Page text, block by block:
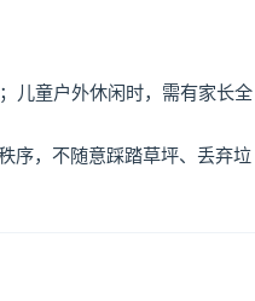
儿童户外休闲时，需有家长全
序，不随意踩踏草坪、丢弃垃